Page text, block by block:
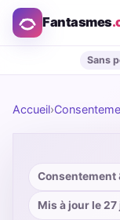
Fantasmes
Sans
Accueil›
Consentement
Mis à jour le